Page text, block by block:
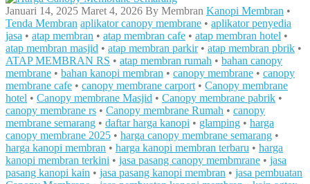
Januari 14, 2025 Maret 4, 2026 By Membran Kanopi Membran •
Tenda Membran aplikator canopy membrane • aplikator penyedia
jasa • atap membran • atap membran cafe • atap membran hotel •
atap membran masjid • atap membran parkir• atap membran pbrik •
ATAP MEMBRAN RS • atap membran rumah • bahan canopy
membrane • bahan kanopi membran • canopy membrane • canopy
membrane cafe • canopy membrane carport • Canopy membrane
hotel • Canopy membrane Masjid • Canopy membrane pabrik •
canopy membrane rs • Canopy membrane Rumah • canopy
membrane semarang • daftar harga kanopi • glamping • harga
canopy membrane 2025 • harga canopy membrane semarang •
harga kanopi membran • harga kanopi membran terbaru • harga
kanopi membran terkini • jasa pasang canopy membmrane • jasa
pasang kanopi kain • jasa pasang kanopi membran • jasa pembuatan